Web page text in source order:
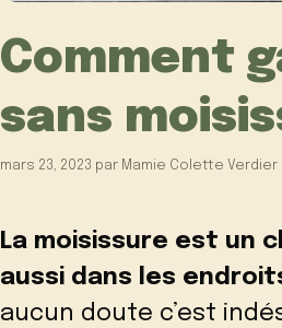
Comment
sans
mars 23, 2023 par Mamie Colette Verdier
La moisissure est un
aussi dans les
aucun doute c’est